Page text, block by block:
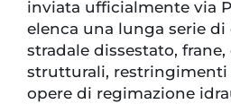
inviata ufficialmente via
elenca una lunga serie
stradale dissestato,
strutturali, restringimenti
opere di regimazione